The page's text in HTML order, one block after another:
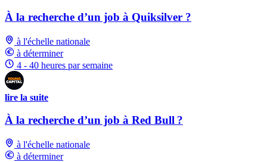
À la recherche d’un job à Quiksilver ?
à l'échelle nationale
à déterminer
4 - 40 heures par semaine
lire la suite
À la recherche d’un job à Red Bull ?
à l'échelle nationale
à déterminer